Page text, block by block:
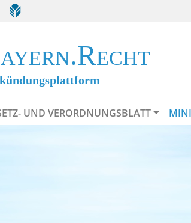
UND VERORDNUNGSBLATT